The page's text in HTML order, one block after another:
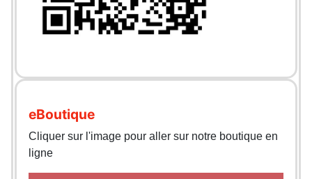
eBoutique
Cliquer sur l'image pour aller sur notre boutique en
ligne